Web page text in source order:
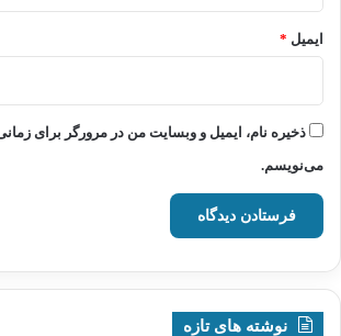
ایمیل *
ذخیره نام، ایمیل و وبسایت من در مرورگر برای
می‌نویسم.
نوشته های تازه